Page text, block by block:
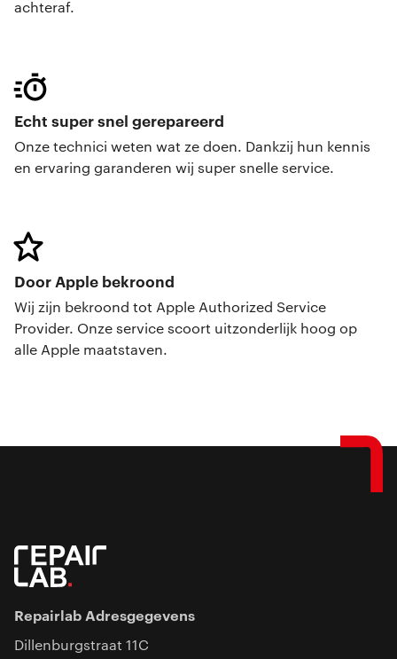
achteraf.
Echt super snel gerepareerd
Onze technici weten wat ze doen. Dankzij hun kennis
en ervaring garanderen wij super snelle service.
Door Apple bekroond
Wij zijn bekroond tot Apple Authorized Service
Provider. Onze service scoort uitzonderlijk hoog op
alle Apple maatstaven.
Repairlab Adresgegevens
Dillenburgstraat 11C